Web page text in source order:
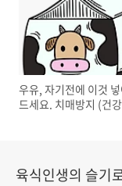
우유, 자기전에 이것
드세요. 치매방지 (건
육식인생의 슬기